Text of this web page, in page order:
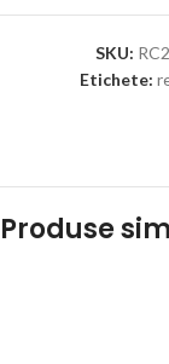
SKU:
Etichete:
Produse